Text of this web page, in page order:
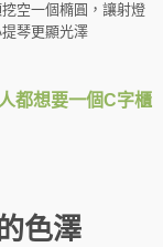
空一個橢圓，讓射燈
琴更顯光澤
都想要一個C字櫃
色澤